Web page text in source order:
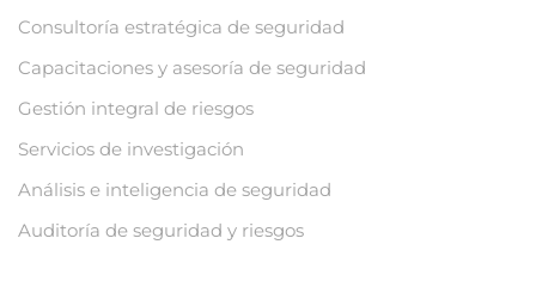
Consultoría estratégica de seguridad
Capacitaciones y asesoría de seguridad
Gestión integral de riesgos
Servicios de investigación
Análisis e inteligencia de seguridad
Auditoría de seguridad y riesgos